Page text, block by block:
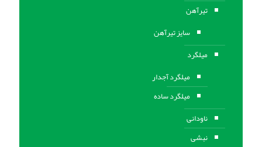
تیرآهن
سایز تیرآهن
میلگرد
میلگرد آجدار
میلگرد ساده
ناودانی
نبشی